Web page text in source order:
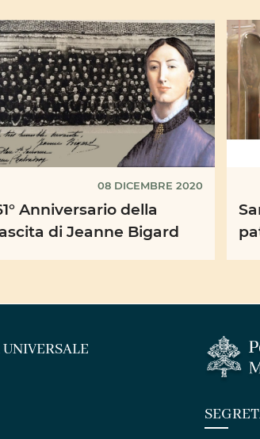
08 DICEMBRE 2020
Anniversario della
di Jeanne Bigard